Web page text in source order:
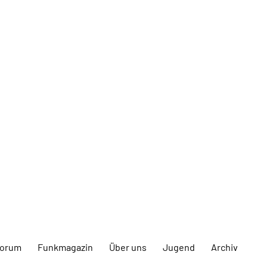
Funkmagazin Über uns Jugend Archiv